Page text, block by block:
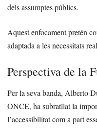
dels assumptes públics.
Aquest enfocament pretén
adaptada a les necessitats
Perspectiva de la
Per la seva banda, Alberto
ONCE, ha subratllat la
l’accessibilitat com a part